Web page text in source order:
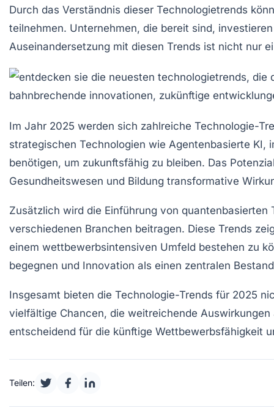
Durch das Verständnis dieser Technologietrends
teilnehmen. Unternehmen, die bereit sind,
Auseinandersetzung mit diesen Trends ist nicht nur
Im Jahr 2025 werden sich zahlreiche Technologie-
strategischen Technologien wie Agentenbasierte KI,
benötigen, um zukunftsfähig zu bleiben. Das
Gesundheitswesen und Bildung transformative
Zusätzlich wird die Einführung von quantenbasierten
verschiedenen Branchen beitragen. Diese Trends
einem wettbewerbsintensiven Umfeld bestehen zu
begegnen und Innovation als einen zentralen
Insgesamt bieten die Technologie-Trends für 2025
vielfältige Chancen, die weitreichende
entscheidend für die künftige Wettbewerbsfähigkeit
Teilen: